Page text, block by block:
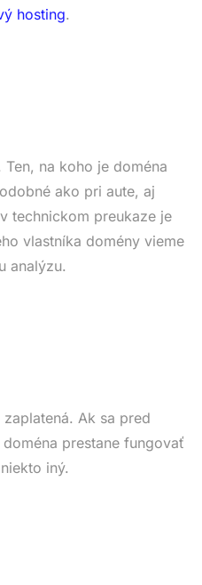
hosting.
na koho je doména
ako pri aute, aj
technickom preukaze je
vlastníka domény vieme
analýzu.
Ak sa pred
prestane fungovať
iný.